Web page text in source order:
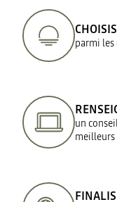
parmi les
un